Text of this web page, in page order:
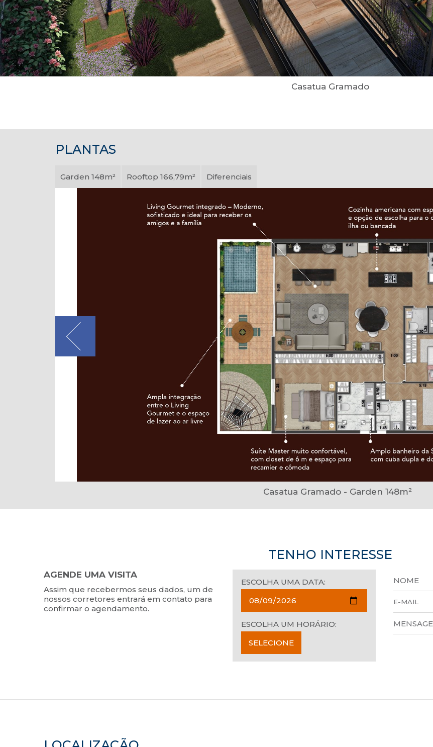
Casatua Gramado
PLANTAS
Garden 148m² Rooftop 166,79m² Diferenciais
Casatua Gramado - Garden 148m²
TENHO INTERESSE
AGENDE UMA VISITA
Assim que recebermos seus dados, um de
nossos corretores entrará em contato para
confirmar o agendamento.
ESCOLHA UMA DATA:
ESCOLHA UM HORÁRIO: